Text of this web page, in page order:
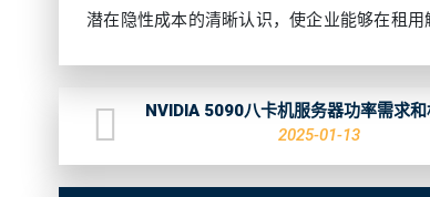
潜在隐性成本的清晰认识，使企业能够在租用
NVIDIA 5090八卡机服务器功率需求
2025-01-13